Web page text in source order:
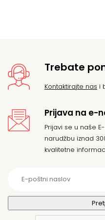
Trebate
Kontaktirajte nas i
Prijava na e-
Prijavi se u naše
narudžbu iznad
kvalitetne